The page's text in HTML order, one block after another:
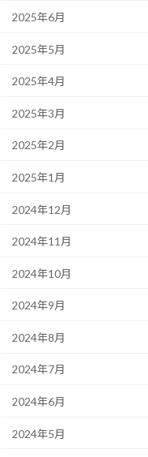
2025年6月
2025年5月
2025年4月
2025年3月
2025年2月
2025年1月
2024年12月
2024年11月
2024年10月
2024年9月
2024年8月
2024年7月
2024年6月
2024年5月